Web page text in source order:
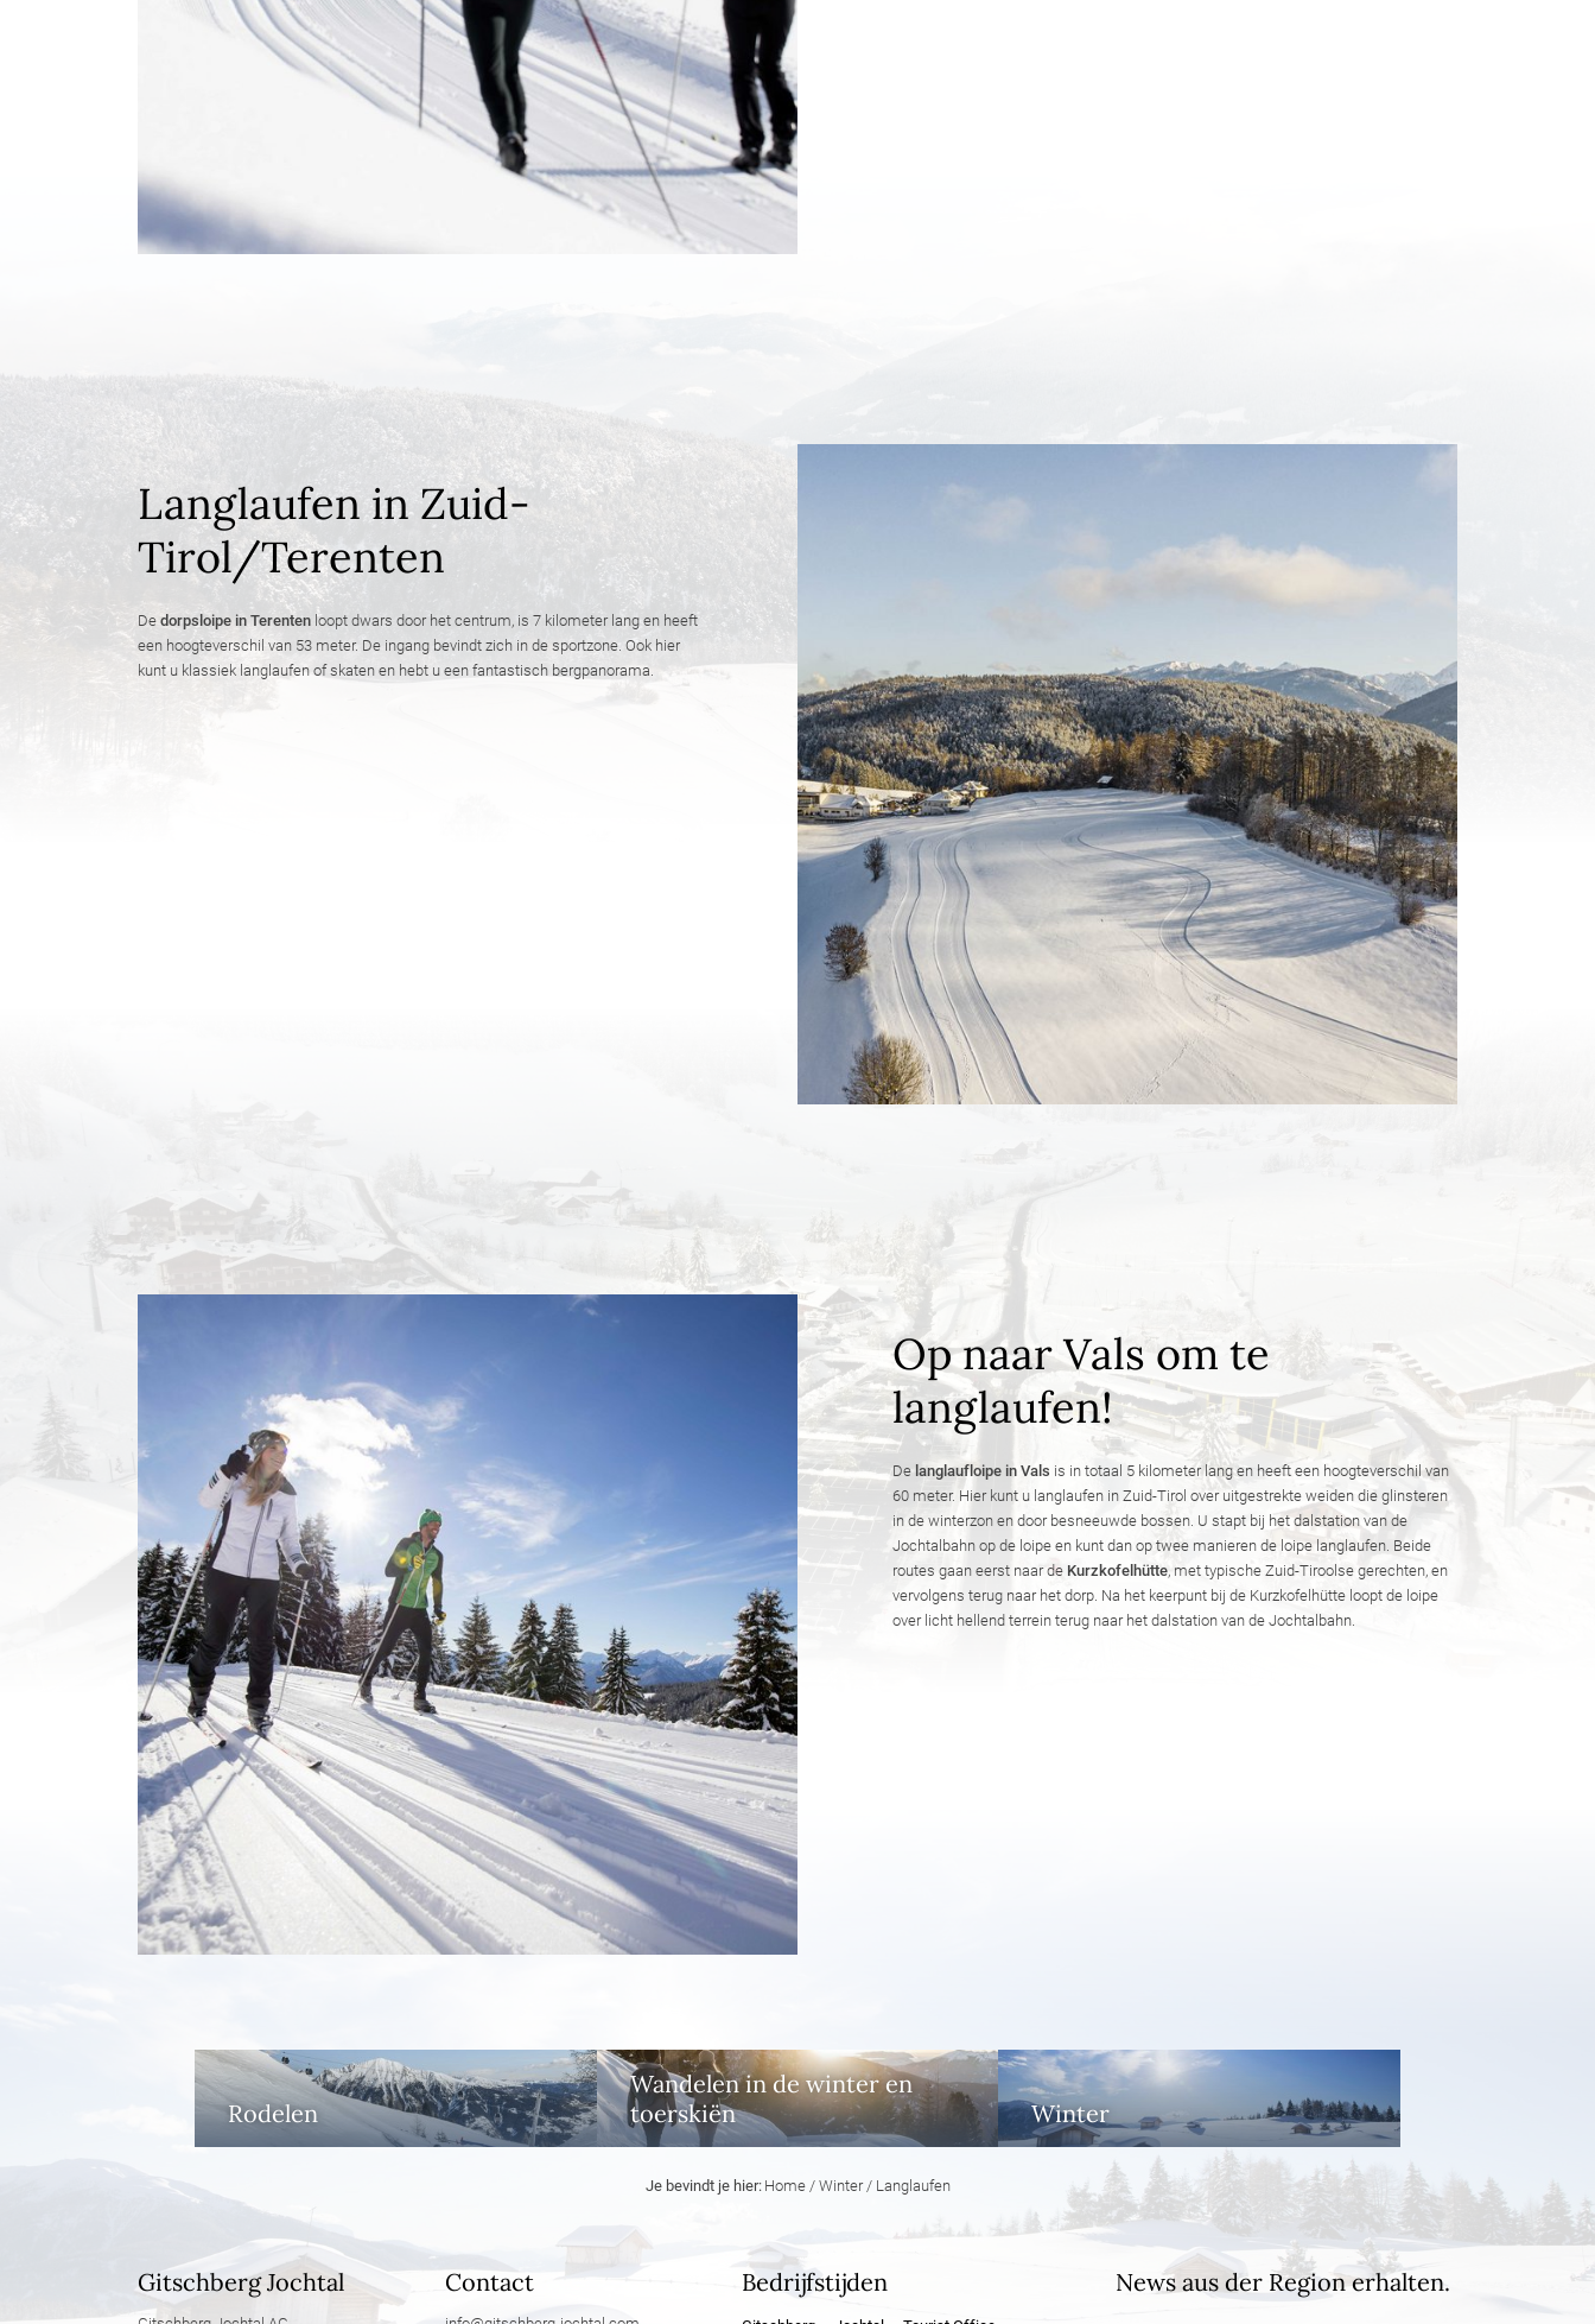
Langlaufen in Zuid-
Tirol/Terenten
De dorpsloipe in Terenten loopt dwars door het centrum, is 7 kilometer lang en heeft
een hoogteverschil van 53 meter. De ingang bevindt zich in de sportzone. Ook hier
kunt u klassiek langlaufen of skaten en hebt u een fantastisch bergpanorama.
Op naar Vals om te
langlaufen!
De langlaufloipe in Vals is in totaal 5 kilometer lang en heeft een hoogteverschil van
60 meter. Hier kunt u langlaufen in Zuid-Tirol over uitgestrekte weiden die glinsteren
in de winterzon en door besneeuwde bossen. U stapt bij het dalstation van de
Jochtalbahn op de loipe en kunt dan op twee manieren de loipe langlaufen. Beide
routes gaan eerst naar de Kurzkofelhütte, met typische Zuid-Tiroolse gerechten, en
vervolgens terug naar het dorp. Na het keerpunt bij de Kurzkofelhütte loopt de loipe
over licht hellend terrein terug naar het dalstation van de Jochtalbahn.
Rodelen
Wandelen in de winter en
toerskiën
Winter
Je bevindt je hier: Home / Winter/ Langlaufen
Gitschberg Jochtal Contact Bedrijfstijden News aus der Region erhalten.